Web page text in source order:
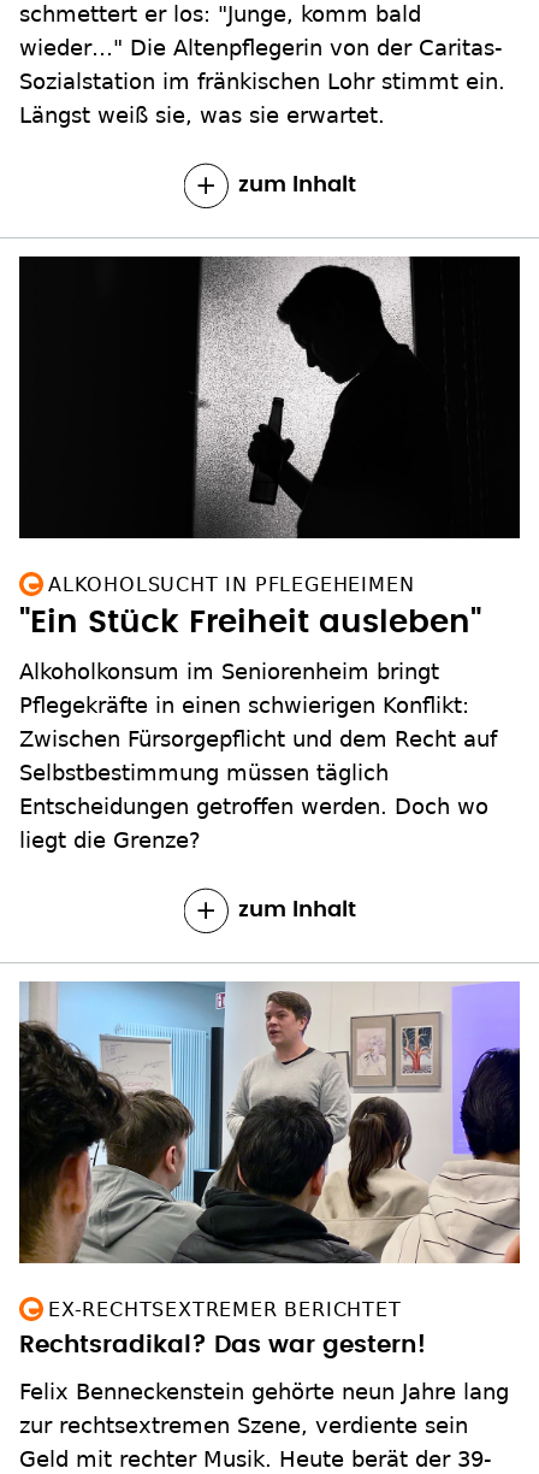
schmettert er los: "Junge, komm bald
wieder…" Die Altenpflegerin von der Caritas-
Sozialstation im fränkischen Lohr stimmt ein.
Längst weiß sie, was sie erwartet.
zum Inhalt
ALKOHOLSUCHT IN PFLEGEHEIMEN
"Ein Stück Freiheit ausleben"
Alkoholkonsum im Seniorenheim bringt
Pflegekräfte in einen schwierigen Konflikt:
Zwischen Fürsorgepflicht und dem Recht auf
Selbstbestimmung müssen täglich
Entscheidungen getroffen werden. Doch wo
liegt die Grenze?
zum Inhalt
EX-RECHTSEXTREMER BERICHTET
Rechtsradikal? Das war gestern!
Felix Benneckenstein gehörte neun Jahre lang
zur rechtsextremen Szene, verdiente sein
Geld mit rechter Musik. Heute berät der 39-